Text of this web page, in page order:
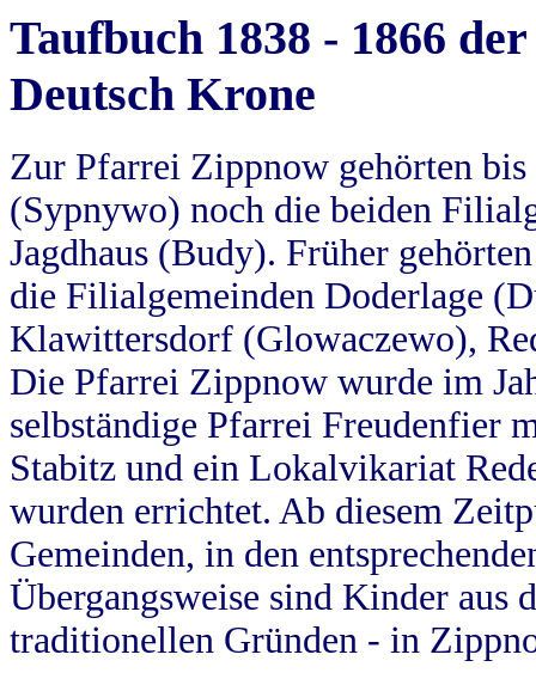
Taufbuch 1838 - 1866
Deutsch Krone
Zur Pfarrei Zippnow gehörten
(Sypnywo) noch die beiden
Jagdhaus (Budy). Früher
die Filialgemeinden Doderlage
Klawittersdorf (Glowaczewo),
Die Pfarrei Zippnow wurde im
selbständige Pfarrei Freudenfier
Stabitz und ein Lokalvikariat
wurden errichtet. Ab diesem
Gemeinden, in den
Übergangsweise sind Kinder aus
traditionellen Gründen - in